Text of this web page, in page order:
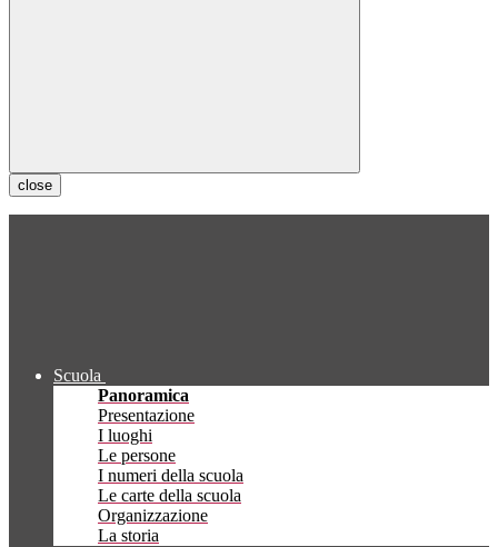
close
Scuola
Panoramica
Presentazione
I luoghi
Le persone
I numeri della scuola
Le carte della scuola
Organizzazione
La storia